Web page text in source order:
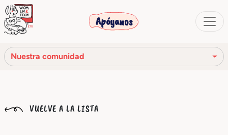
Apóyanos
Nuestra comunidad
Nuestra historia
VUELVE A LA LISTA